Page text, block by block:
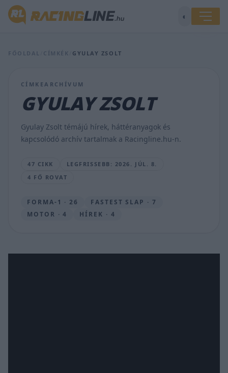
◐
FŐOLDAL CÍMKÉK GYULAY ZSOLT
CÍMKEARCHÍVUM
GYULAY ZSOLT
Gyulay Zsolt témájú hírek, háttéranyagok és
kapcsolódó archív tartalmak a Racingline.hu-n.
47 CIKK
LEGFRISSEBB: 2026. JÚL. 8.
4 FŐ ROVAT
FORMA-1 · 26
FASTEST SLAP · 7
MOTOR · 4
HÍREK · 4
jeggyel
Hungaroring
a
szurkolóknak
Magyar
Nagydíj
SEBŐK